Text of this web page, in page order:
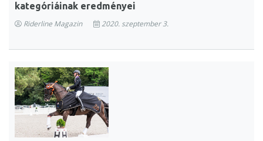
kategóriáinak eredményei
Riderline Magazin 2020. szeptember 3.